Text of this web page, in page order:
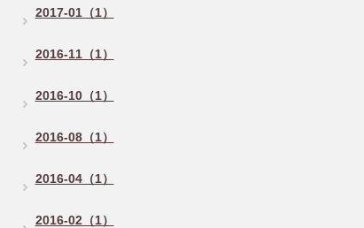
2017-01（1）
2016-11（1）
2016-10（1）
2016-08（1）
2016-04（1）
2016-02（1）